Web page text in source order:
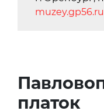
muzey.gp56.ru
платок